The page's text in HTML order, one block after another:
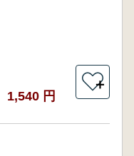
1,540 円
＋